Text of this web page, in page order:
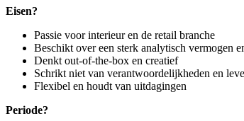
Eisen?
Passie voor interieur en de retail branche
Beschikt over een sterk analytisch vermogen
Denkt out-of-the-box en creatief
Schrikt niet van verantwoordelijkheden en
Flexibel en houdt van uitdagingen
Periode?